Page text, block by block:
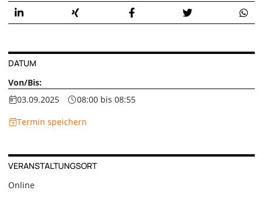
DATUM
Von/Bis:
03.09.2025
08:00 bis 08:55
Termin speichern
VERANSTALTUNGSORT
Online